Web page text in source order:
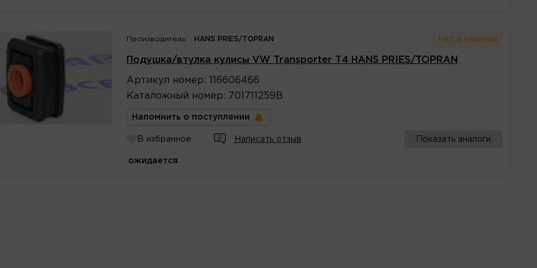
Производитель: HANS PRIES/TOPRAN Нет в наличии
Подушка/втулка кулисы VW Transporter T4 HANS PRIES/TOPRAN
Артикул номер : 116606466
Каталожный номер : 701711259B
Напомнить о поступлении
В избранное Написать отзыв Показать аналоги
ожидается